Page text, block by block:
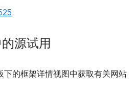
源试用
下的框架详情视图中获取有关网站